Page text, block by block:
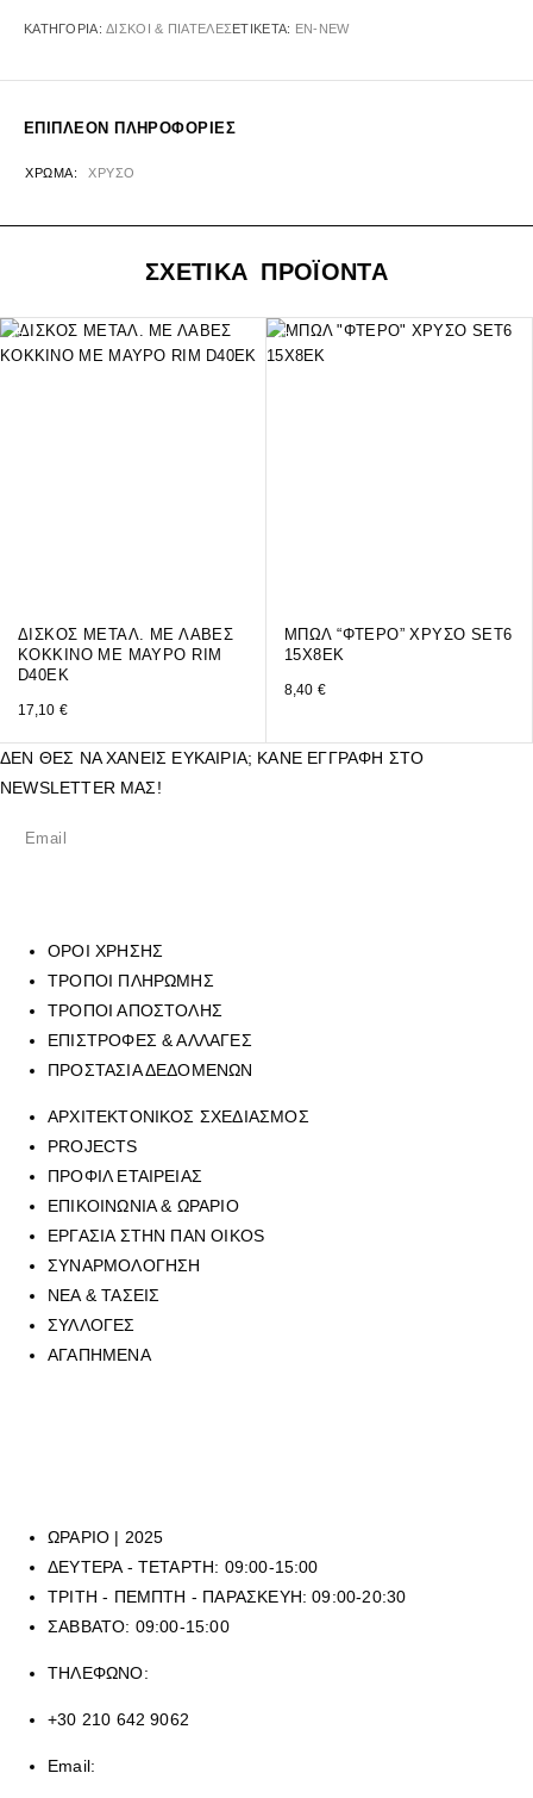
ΚΑΤΗΓΟΡΊΑ:ΔΙΣΚΟΙ & ΠΙΑΤΕΛΕΣ ΕΤΙΚΈΤΑ: EN-NEW
ΕΠΙΠΛΈΟΝ ΠΛΗΡΟΦΟΡΊΕΣ
ΧΡΏΜΑ ΧΡΥΣΟ
ΣΧΕΤΙΚΑ ΠΡΟΪΟΝΤΑ
ΔΙΣΚΟΣ ΜΕΤΑΛ. ΜΕ ΛΑΒΕΣ
ΚΟΚΚΙΝΟ ME ΜΑΥΡΟ RIM
D40EK
17,10 €
ΜΠΩΛ “ΦΤΕΡΟ” ΧΡΥΣΟ SET6
15Χ8ΕΚ
8,40 €
ΔΕΝ ΘΕΣ ΝΑ ΧΑΝΕΙΣ ΕΥΚΑΙΡΙΑ; ΚΑΝΕ ΕΓΓΡΑΦΗ ΣΤΟ
NEWSLETTER ΜΑΣ!
ΟΡΟΙ ΧΡΗΣΗΣ
ΤΡΟΠΟΙ ΠΛΗΡΩΜΗΣ
ΤΡΟΠΟΙ ΑΠΟΣΤΟΛΗΣ
ΕΠΙΣΤΡΟΦΕΣ & ΑΛΛΑΓΕΣ
ΠΡΟΣΤΑΣΙΑ ΔΕΔΟΜΕΝΩΝ
ΑΡΧΙΤΕΚΤΟΝΙΚΟΣ ΣΧΕΔΙΑΣΜΟΣ
PROJECTS
ΠΡΟΦΙΛ ΕΤΑΙΡΕΙΑΣ
ΕΠΙΚΟΙΝΩΝΙΑ & ΩΡΑΡΙΟ
ΕΡΓΑΣΙΑ ΣΤΗΝ ΠΑΝ OIKOS
ΣΥΝΑΡΜΟΛΟΓΗΣΗ
ΝΕΑ & ΤΑΣΕΙΣ
ΣΥΛΛΟΓΕΣ
ΑΓΑΠΗΜΕΝΑ
ΩΡΑΡΙΟ | 2025
ΔΕΥΤΕΡΑ - ΤΕΤΑΡΤΗ: 09:00-15:00
ΤΡΙΤΗ - ΠΕΜΠΤΗ - ΠΑΡΑΣΚΕΥΗ: 09:00-20:30
ΣΑΒΒΑΤΟ: 09:00-15:00
ΤΗΛΕΦΩΝΟ:
+30 210 642 9062
Email: